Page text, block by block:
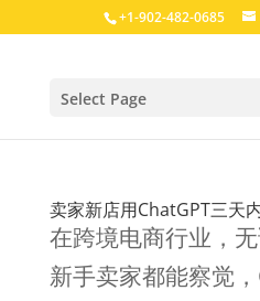
+1-902-482-0685
Select Page
卖家新店用ChatGPT三天
在跨境电商行业，
新手卖家都能察觉